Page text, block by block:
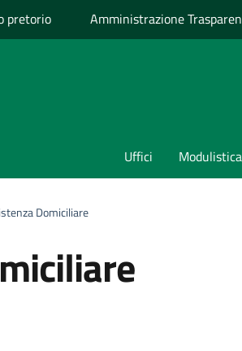
pretorio Amministrazione
Uffici Modulistica
Domiciliare